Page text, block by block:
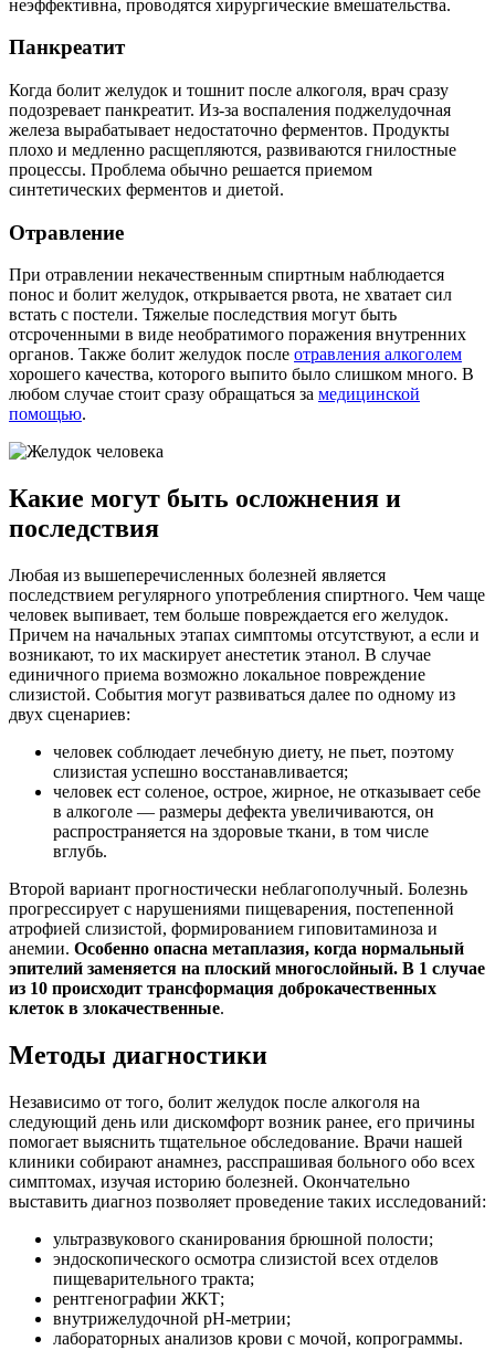
неэффективна, проводятся хирургические вмешательства.
Панкреатит
Когда болит желудок и тошнит после алкоголя, врач сразу
подозревает панкреатит. Из-за воспаления поджелудочная
железа вырабатывает недостаточно ферментов. Продукты
плохо и медленно расщепляются, развиваются гнилостные
процессы. Проблема обычно решается приемом
синтетических ферментов и диетой.
Отравление
При отравлении некачественным спиртным наблюдается
понос и болит желудок, открывается рвота, не хватает сил
встать с постели. Тяжелые последствия могут быть
отсроченными в виде необратимого поражения внутренних
органов. Также болит желудок после отравления алкоголем
хорошего качества, которого выпито было слишком много. В
любом случае стоит сразу обращаться за медицинской
помощью.
Какие могут быть осложнения и
последствия
Любая из вышеперечисленных болезней является
последствием регулярного употребления спиртного. Чем чаще
человек выпивает, тем больше повреждается его желудок.
Причем на начальных этапах симптомы отсутствуют, а если и
возникают, то их маскирует анестетик этанол. В случае
единичного приема возможно локальное повреждение
слизистой. События могут развиваться далее по одному из
двух сценариев:
человек соблюдает лечебную диету, не пьет, поэтому
слизистая успешно восстанавливается;
человек ест соленое, острое, жирное, не отказывает себе
в алкоголе — размеры дефекта увеличиваются, он
распространяется на здоровые ткани, в том числе
вглубь.
Второй вариант прогностически неблагополучный. Болезнь
прогрессирует с нарушениями пищеварения, постепенной
атрофией слизистой, формированием гиповитаминоза и
анемии. Особенно опасна метаплазия, когда нормальный
эпителий заменяется на плоский многослойный. В 1 случае
из 10 происходит трансформация доброкачественных
клеток в злокачественные.
Методы диагностики
Независимо от того, болит желудок после алкоголя на
следующий день или дискомфорт возник ранее, его причины
помогает выяснить тщательное обследование. Врачи нашей
клиники собирают анамнез, расспрашивая больного обо всех
симптомах, изучая историю болезней. Окончательно
выставить диагноз позволяет проведение таких исследований:
ультразвукового сканирования брюшной полости;
эндоскопического осмотра слизистой всех отделов
пищеварительного тракта;
рентгенографии ЖКТ;
внутрижелудочной рН-метрии;
лабораторных анализов крови с мочой, копрограммы.